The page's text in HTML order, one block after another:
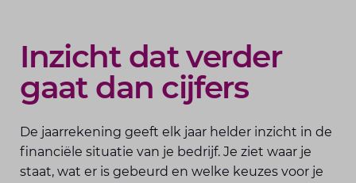
Inzicht dat verder
gaat dan cijfers
De jaarrekening geeft elk jaar helder inzicht in de
financiële situatie van je bedrijf. Je ziet waar je
staat, wat er is gebeurd en welke keuzes voor je